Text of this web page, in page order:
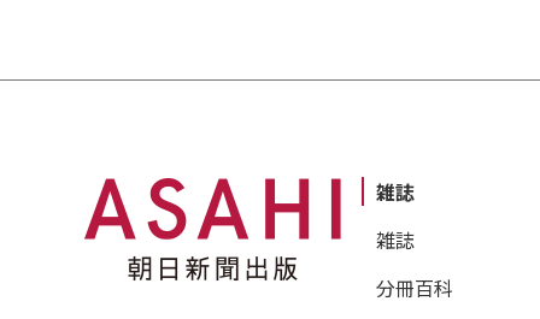
雑誌
雑誌
分冊百科